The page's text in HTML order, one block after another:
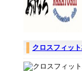
クロスフィッ